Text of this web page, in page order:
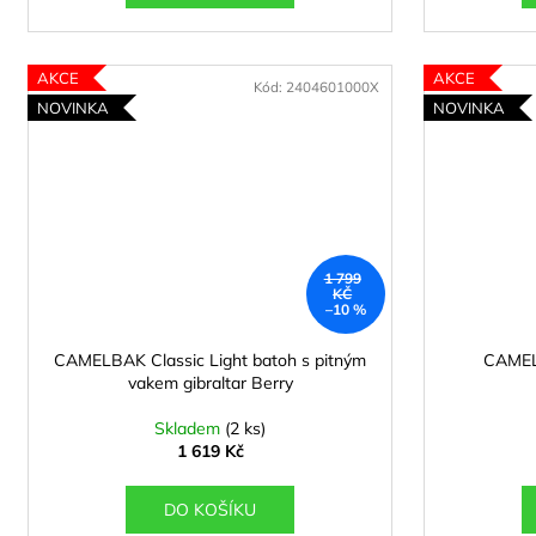
AKCE
NOVINKA
1 799
KČ
–10 %
CAMELBAK Classic Light batoh s pitným
vakem gibraltar Berry
Skladem (2 ks)
1 619 Kč
DO KOŠÍKU
Kód: 2404601000X
AKCE
NOVINKA